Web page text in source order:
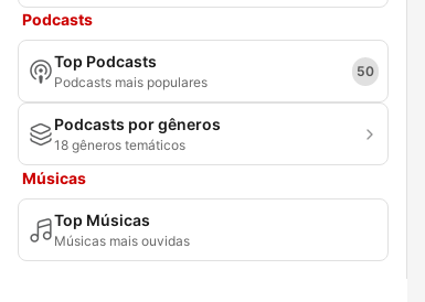
Podcasts
Top Podcasts
Podcasts mais populares
50
Podcasts por gêneros
18 gêneros temáticos
Músicas
Top Músicas
Músicas mais ouvidas